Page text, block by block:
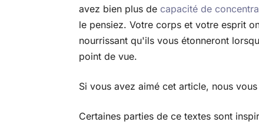
avez bien plus de capacité de
le pensiez. Votre corps et votre esprit
nourrissant qu'ils vous étonneront
point de vue.
Si vous avez aimé cet article, nous
Certaines parties de ce textes sont